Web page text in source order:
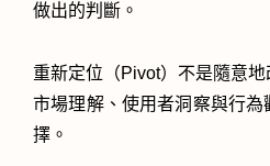
做出的判斷。
重新定位（Pivot）不是隨意
市場理解、使用者洞察與行
擇。